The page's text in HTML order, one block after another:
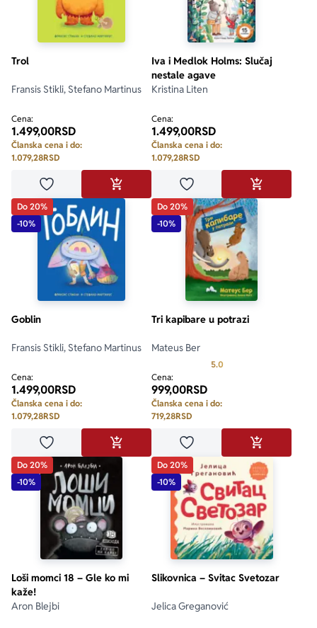
Trol
Fransis Stikli, Stefano Martinus
Cena:
1.499,00RSD
Članska cena i do:
1.079,28RSD
Dodaj u omiljeneDODAJ U KORPU
Iva i Medlok Holms: Slučaj
nestale agave
Kristina Liten
Cena:
1.499,00RSD
Članska cena i do:
1.079,28RSD
Dodaj u omiljeneDODAJ U
Do 20%
-10%
Goblin
Fransis Stikli, Stefano Martinus
Cena:
1.499,00RSD
Članska cena i do:
1.079,28RSD
Dodaj u omiljeneDODAJ U KORPU
Do 20%
-10%
Tri kapibare u potrazi
Mateus Ber
5.0
Cena:
999,00RSD
Članska cena i do:
719,28RSD
Dodaj u omiljeneDODAJ U
Do 20%
-10%
Loši momci 18 – Gle ko mi
kaže!
Aron Blejbi
Do 20%
-10%
Slikovnica – Svitac Svetozar
Jelica Greganović